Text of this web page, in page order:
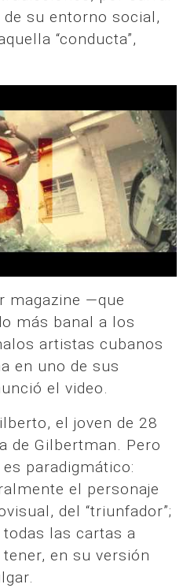
su entorno social,
“conducta”,
magazine —que
más banal a los
artistas cubanos
en uno de sus
el video.
el joven de 28
de Gilbertman. Pero
paradigmático:
el personaje
del “triunfador”;
las cartas a
en su versión